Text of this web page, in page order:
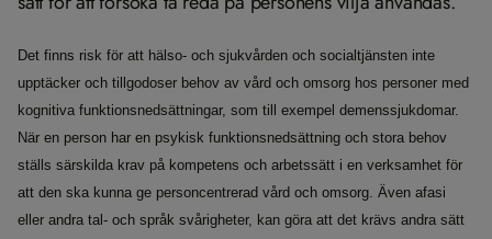
Det finns risk för att hälso- och sjukvården och socialtjänsten inte
upptäcker och tillgodoser behov av vård och omsorg hos personer med
kognitiva funktionsnedsättningar, som till exempel demenssjukdomar.
När en person har en psykisk funktionsnedsättning och stora behov
ställs särskilda krav på kompetens och arbetssätt i en verksamhet för
att den ska kunna ge personcentrerad vård och omsorg. Även afasi
eller andra tal- och språk svårigheter, kan göra att det krävs andra sätt